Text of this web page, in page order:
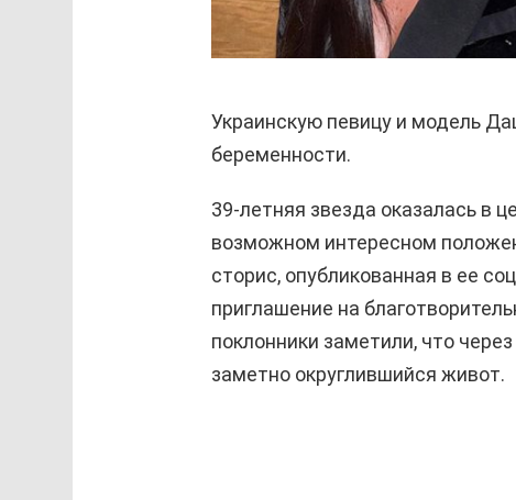
Украинскую певицу и модель
беременности.
39-летняя звезда оказалась в
возможном интересном
сторис, опубликованная в ее
приглашение на
поклонники заметили, что
заметно округлившийся живот.